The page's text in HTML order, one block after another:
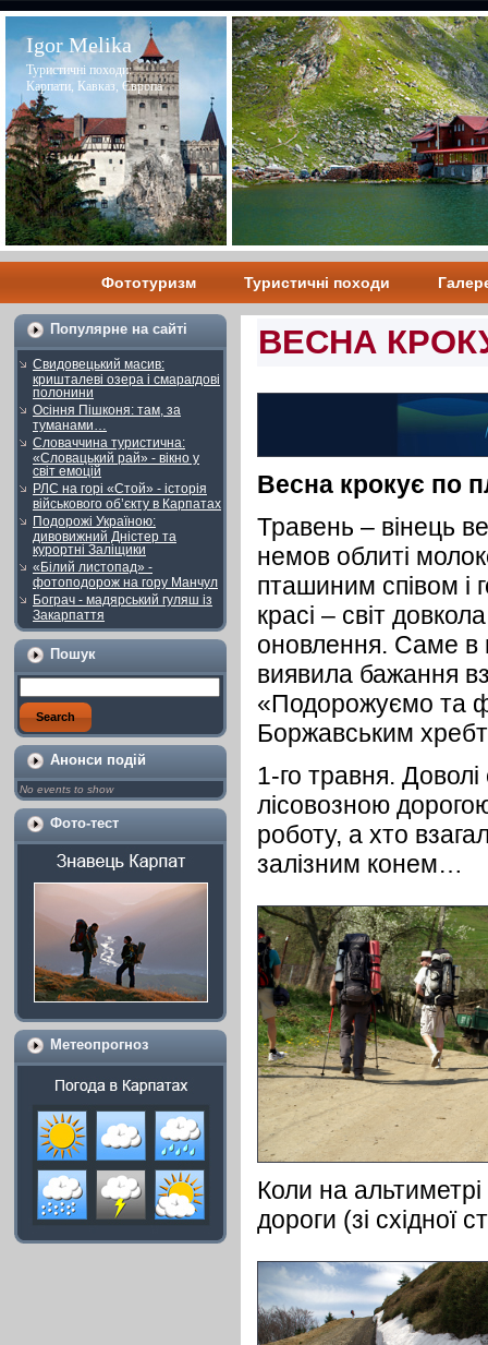
Igor Melika
Туристичні походи:
Карпати, Кавказ, Європа
Фототуризм Туристичні походи
Популярне на сайті
Свидовецький масив:
кришталеві озера і смарагдові
полонини
Осіння Пішконя: там, за
туманами…
Словаччина туристична:
«Словацький рай» - вікно у
світ емоцій
РЛС на горі «Стой» - історія
військового об’єкту в Карпатах
Подорожі Україною:
дивовижний Дністер та
курортні Заліщики
«Білий листопад» -
фотоподорож на гору Манчул
Бограч - мадярський гуляш із
Закарпаття
Пошук
Анонси подій
No events to show
Фото-тест
Метеопрогноз
ВЕСНА
Весна крокує по
Травень – вінець
немов облиті
пташиним співом і
красі – світ
оновлення. Саме в
виявила бажання
«Подорожуємо та
Боржавським
1-го травня.
лісовозною
роботу, а хто
залізним конем…
Коли на
дороги (зі східної